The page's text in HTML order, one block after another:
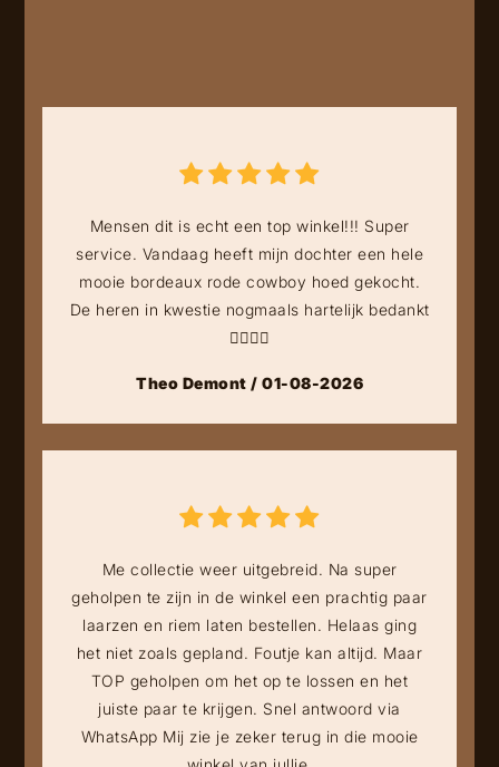
Mensen dit is echt een top winkel!!! Super
service. Vandaag heeft mijn dochter een hele
mooie bordeaux rode cowboy hoed gekocht.
De heren in kwestie nogmaals hartelijk bedankt
👍🏻👍🏻
Theo Demont / 01-08-2026
Me collectie weer uitgebreid. Na super
geholpen te zijn in de winkel een prachtig paar
laarzen en riem laten bestellen. Helaas ging
het niet zoals gepland. Foutje kan altijd. Maar
TOP geholpen om het op te lossen en het
juiste paar te krijgen. Snel antwoord via
WhatsApp Mij zie je zeker terug in die mooie